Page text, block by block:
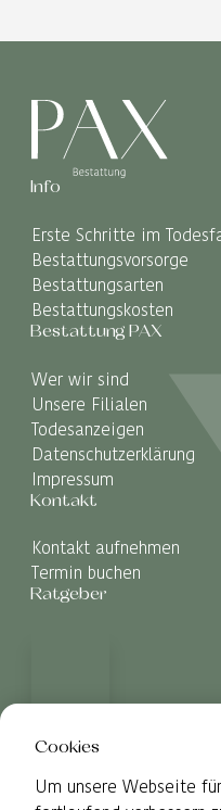
Info
Erste Schritte im
Bestattungsvorsorge
Bestattungsarten
Bestattungskosten
Bestattung PAX
Wer wir sind
Unsere Filialen
Todesanzeigen
Datenschutzerklärung
Impressum
Kontakt
Kontakt aufnehmen
Termin buchen
Ratgeber
Cookies
Um unsere Webseite